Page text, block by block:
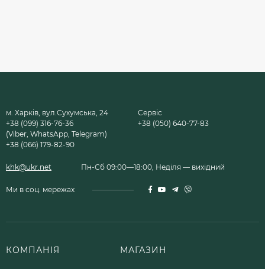
м. Харків, вул.Сухумська, 24
+38 (099) 316-76-36
(Viber, WhatsApp, Telegram)
+38 (066) 179-82-90
Сервіс
+38 (050) 640-77-83
khk@ukr.net Пн-Сб 09:00—18:00, Неділя — вихідний
Ми в соц. мережах
КОМПАНІЯ МАГАЗИН